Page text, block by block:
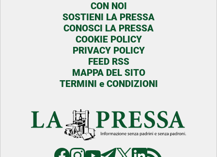
CON NOI
SOSTIENI LA PRESSA
CONOSCI LA PRESSA
COOKIE POLICY
PRIVACY POLICY
FEED RSS
MAPPA DEL SITO
TERMINI e CONDIZIONI